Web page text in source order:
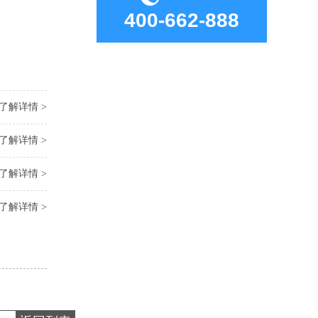
解详情 >
解详情 >
解详情 >
解详情 >
400-662-888